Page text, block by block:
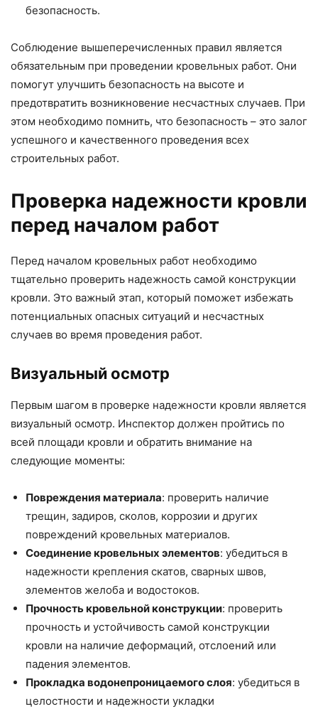
безопасность.
Соблюдение вышеперечисленных правил является
обязательным при проведении кровельных работ. Они
помогут улучшить безопасность на высоте и
предотвратить возникновение несчастных случаев. При
этом необходимо помнить, что безопасность – это залог
успешного и качественного проведения всех
строительных работ.
Проверка надежности кровли
перед началом работ
Перед началом кровельных работ необходимо
тщательно проверить надежность самой конструкции
кровли. Это важный этап, который поможет избежать
потенциальных опасных ситуаций и несчастных
случаев во время проведения работ.
Визуальный осмотр
Первым шагом в проверке надежности кровли является
визуальный осмотр. Инспектор должен пройтись по
всей площади кровли и обратить внимание на
следующие моменты:
Повреждения материала: проверить наличие
трещин, задиров, сколов, коррозии и других
повреждений кровельных материалов.
Соединение кровельных элементов: убедиться в
надежности крепления скатов, сварных швов,
элементов желоба и водостоков.
Прочность кровельной конструкции: проверить
прочность и устойчивость самой конструкции
кровли на наличие деформаций, отслоений или
падения элементов.
Прокладка водонепроницаемого слоя: убедиться в
целостности и надежности укладки